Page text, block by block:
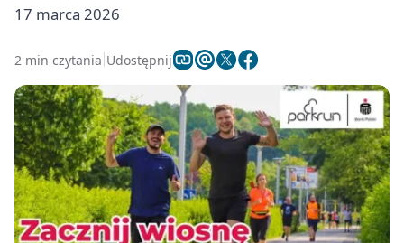
17 marca 2026
2 min czytania Udostępnij